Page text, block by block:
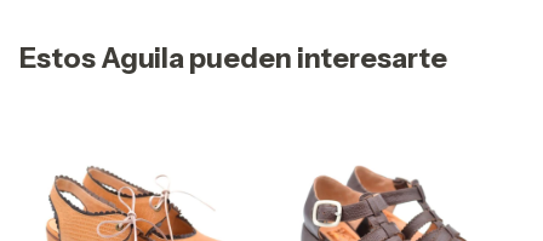
Estos Aguila pueden interesarte